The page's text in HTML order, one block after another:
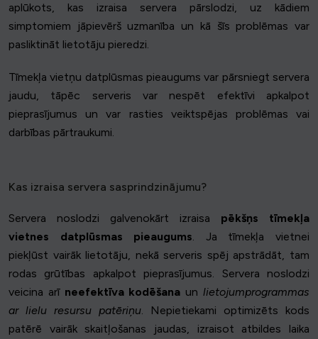
aplūkots, kas izraisa servera pārslodzi, uz kādiem
simptomiem jāpievērš uzmanība un kā šīs problēmas var
pasliktināt lietotāju pieredzi.
Tīmekļa vietņu datplūsmas pieaugums var pārsniegt servera
jaudu, tāpēc serveris var nespēt efektīvi apkalpot
pieprasījumus un var rasties veiktspējas problēmas vai
darbības pārtraukumi.
Kas izraisa servera sasprindzinājumu?
Servera noslodzi galvenokārt izraisa pēkšņs tīmekļa
vietnes datplūsmas pieaugums. Ja tīmekļa vietnei
piekļūst vairāk lietotāju, nekā serveris spēj apstrādāt, tam
rodas grūtības apkalpot pieprasījumus. Servera noslodzi
veicina arī neefektīva kodēšana unlietojumprogrammas
ar lielu resursu patēriņu. Nepietiekami optimizēts kods
patērē vairāk skaitļošanas jaudas, izraisot atbildes laika